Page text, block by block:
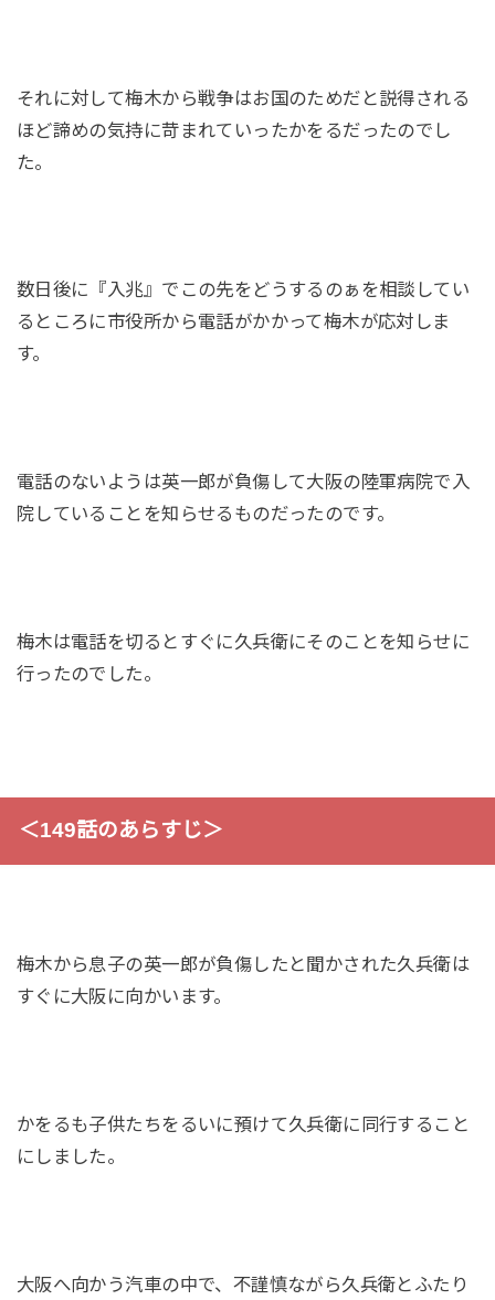
それに対して梅木から戦争はお国のためだと説得される
ほど諦めの気持に苛まれていったかをるだったのでし
た。
数日後に『入兆』でこの先をどうするのぁを相談してい
るところに市役所から電話がかかって梅木が応対しま
す。
電話のないようは英一郎が負傷して大阪の陸軍病院で入
院していることを知らせるものだったのです。
梅木は電話を切るとすぐに久兵衛にそのことを知らせに
行ったのでした。
＜149話のあらすじ＞
梅木から息子の英一郎が負傷したと聞かされた久兵衛は
すぐに大阪に向かいます。
かをるも子供たちをるいに預けて久兵衛に同行すること
にしました。
大阪へ向かう汽車の中で、不謹慎ながら久兵衛とふたり